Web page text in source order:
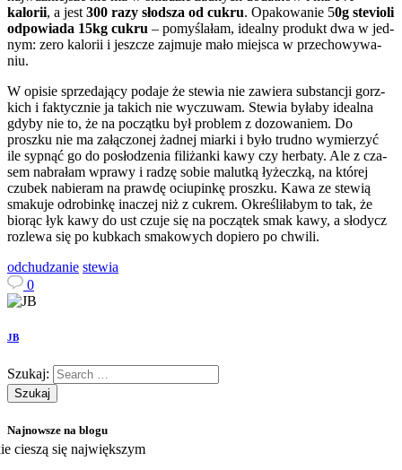
kalorii, a jest300 razy słod­sza od cukru. Opakowanie 50g ste­vi­oli
odpowiada 15kg cukru – pomyślałam, ide­alny pro­dukt dwa w jed­
nym: zero kalorii i jeszcze zaj­muje mało miejsca w prze­chowywa­
niu.
W opisie sprzeda­jący podaje że stewia nie zaw­iera sub­stancji gorz­
kich i fak­ty­cznie ja takich nie wyczuwam. Stewia byłaby ide­alna
gdyby nie to, że na początku był prob­lem z dozowaniem. Do
proszku nie ma załąc­zonej żad­nej miarki i było trudno wymierzyć
ile syp­nąć go do posłodzenia fil­iżanki kawy czy herbaty. Ale z cza­
sem nabrałam wprawy i radzę sobie malutką łyżeczką, na której
czubek nabieram na prawdę oci­upinkę proszku. Kawa ze stewią
smakuje odrobinkę inaczej niż z cukrem. Określiłabym to tak, że
biorąc łyk kawy do ust czuje się na początek smak kawy, a słodycz
rozlewa się po kubkach smakowych dopiero po chwili.
odchudzanie stewia
0
JB
Szukaj:
Najnowsze na blogu